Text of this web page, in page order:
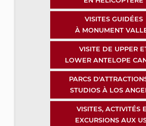
VISITES GUIDÉES
À MONUMENT
VISITE DE UPPER
LOWER ANTELOPE
PARCS
STUDIOS À LOS
VISITES, ACTIVITÉS
EXCURSIONS AUX